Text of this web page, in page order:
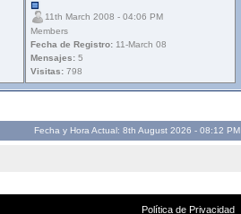
11th March 2008 - 04:06 PM
Members
Fecha de Registro: 11-March 08
Mensajes: 5
Visitas: 798
Fecha y Hora Actual: 8th August 2026 - 08:12 PM
Política de Privacidad